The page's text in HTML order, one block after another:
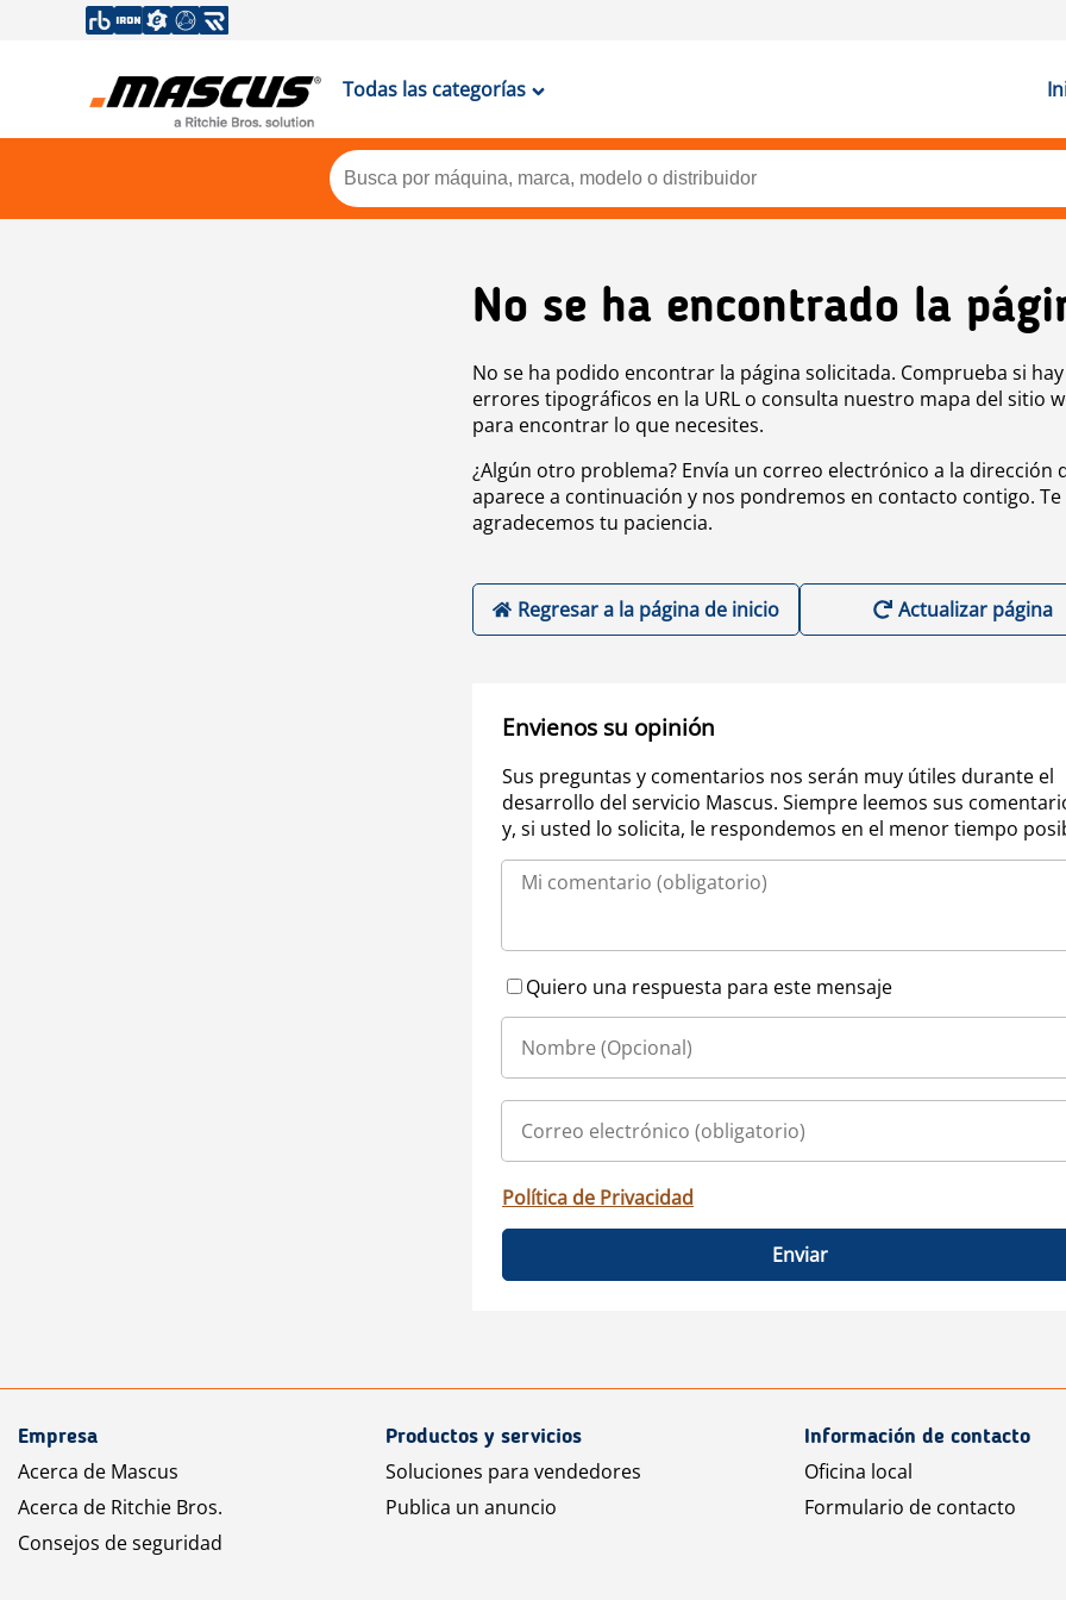
Todas las categorías
No se ha encontrado la
No se ha podido encontrar la página solicitada. Comprueba si hay
errores tipográficos en la URL o consulta nuestro mapa del sitio
para encontrar lo que necesites.
¿Algún otro problema? Envía un correo electrónico a la dirección
aparece a continuación y nos pondremos en contacto contigo. Te
agradecemos tu paciencia.
Regresar a la página de inicio Actualizar página
Envienos su opinión
Sus preguntas y comentarios nos serán muy útiles durante el
desarrollo del servicio Mascus. Siempre leemos sus
y, si usted lo solicita, le respondemos en el menor tiempo
Quiero una respuesta para este mensaje
Política de Privacidad
Enviar
Empresa
Acerca de Mascus
Acerca de Ritchie Bros.
Consejos de seguridad
Productos y servicios
Soluciones para vendedores
Publica un anuncio
Información de contacto
Oficina local
Formulario de contacto